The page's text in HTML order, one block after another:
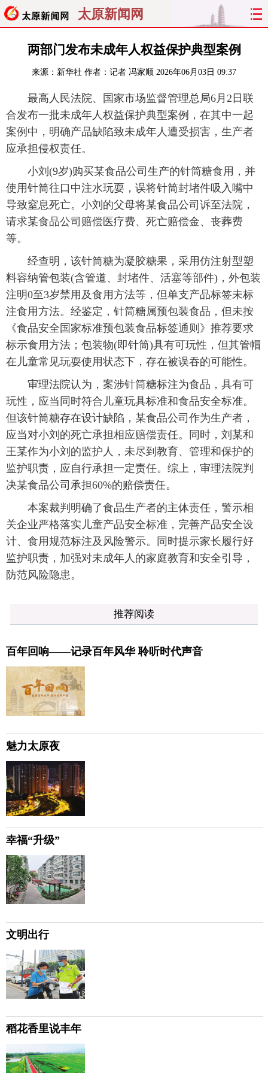
太原新闻网
首页 聚焦 太原 山西
经济 关注 文明 出行
纵横 曝光 综合 专题
旅游 理财 政务 教育
看天下 晋月读 最太原 网罗民生
太原日报 太原晚报 热评 社区
两部门发布未成年人权益保护典型案例
来源： 新华社 作者：记者 冯家顺 2026年06月03日 09:37
最高人民法院、国家市场监督管理总局6月2日联
合发布一批未成年人权益保护典型案例，在其中一起
案例中，明确产品缺陷致未成年人遭受损害，生产者
应承担侵权责任。
小刘(9岁)购买某食品公司生产的针筒糖食用，并
使用针筒往口中注水玩耍，误将针筒封堵件吸入嘴中
导致窒息死亡。小刘的父母将某食品公司诉至法院，
请求某食品公司赔偿医疗费、死亡赔偿金、丧葬费
等。
经查明，该针筒糖为凝胶糖果，采用仿注射型塑
料容纳管包装(含管道、封堵件、活塞等部件)，外包装
注明0至3岁禁用及食用方法等，但单支产品标签未标
注食用方法。经鉴定，针筒糖属预包装食品，但未按
《食品安全国家标准预包装食品标签通则》推荐要求
标示食用方法；包装物(即针筒)具有可玩性，但其管帽
在儿童常见玩耍使用状态下，存在被误吞的可能性。
审理法院认为，案涉针筒糖标注为食品，具有可
玩性，应当同时符合儿童玩具标准和食品安全标准。
但该针筒糖存在设计缺陷，某食品公司作为生产者，
应当对小刘的死亡承担相应赔偿责任。同时，刘某和
王某作为小刘的监护人，未尽到教育、管理和保护的
监护职责，应自行承担一定责任。综上，审理法院判
决某食品公司承担60%的赔偿责任。
本案裁判明确了食品生产者的主体责任，警示相
关企业严格落实儿童产品安全标准，完善产品安全设
计、食用规范标注及风险警示。同时提示家长履行好
监护职责，加强对未成年人的家庭教育和安全引导，
防范风险隐患。
推荐阅读
百年回响——记录百年风华 聆听时代声音
魅力太原夜
幸福“升级”
文明出行
稻花香里说丰年